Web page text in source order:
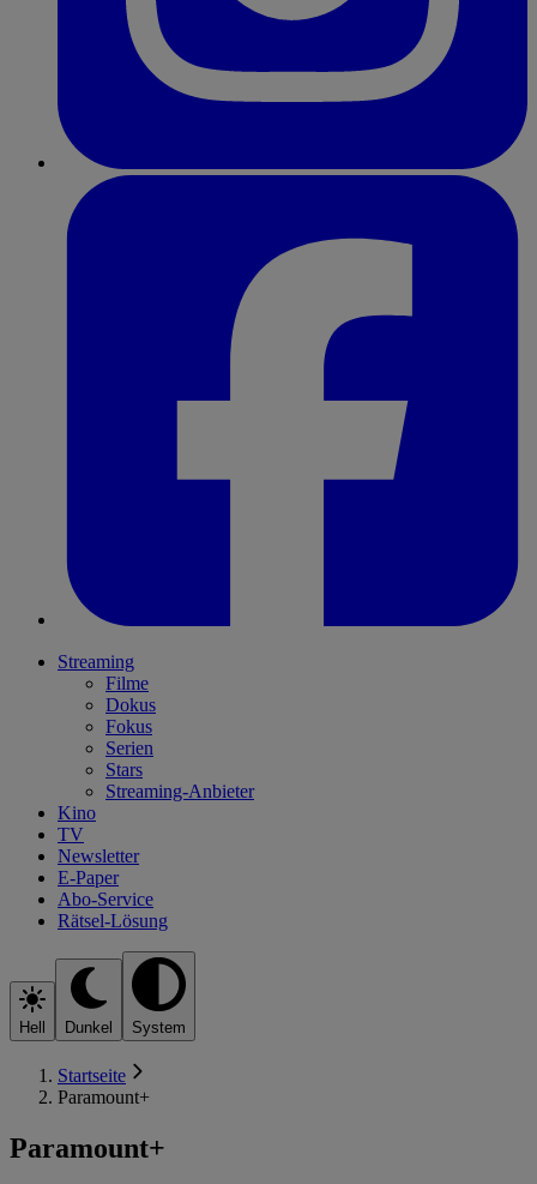
Streaming
Filme
Dokus
Fokus
Serien
Stars
Streaming-Anbieter
Kino
TV
Newsletter
E-Paper
Abo-Service
Rätsel-Lösung
Hell Dunkel System
Startseite
Paramount+
Paramount+